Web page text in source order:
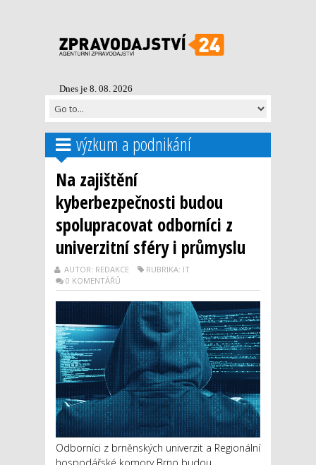
Dnes je 8. 08. 2026
výzkum a podnikání
Na zajištění
kyberbezpečnosti budou
spolupracovat odborníci z
univerzitní sféry i průmyslu
AUTOR: REDAKCE
RUBRIKA: IT
0 KOMENTÁŘŮ
Odborníci z brněnských univerzit a Regionální